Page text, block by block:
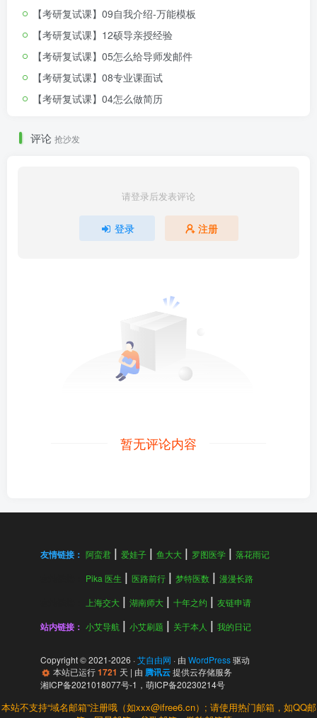
【考研复试课】09自我介绍-万能模板
【考研复试课】12硕导亲授经验
【考研复试课】05怎么给导师发邮件
【考研复试课】08专业课面试
【考研复试课】04怎么做简历
评论 抢沙发
请登录后发表评论
登录 注册
暂无评论内容
友情链接： 阿蛮君 爱娃子 鱼大大 罗图医学 落花雨记
Pika 医生 医路前行 梦特医数 漫漫长路
上海交大 湖南师大 十年之约 友链申请
站内链接： 小艾导航 小艾刷题 关于本人 我的日记
Copyright © 2021-2026 ·艾自由网 · 由 WordPress驱动
本站已运行1721 天 | 由 腾讯云 提供云存储服务
湘ICP备2021018077号-1 ， 萌ICP备20230214号
本站不支持“域名邮箱”注册哦（如xxx@ifree6.cn）; 请使用热门邮箱，如QQ邮